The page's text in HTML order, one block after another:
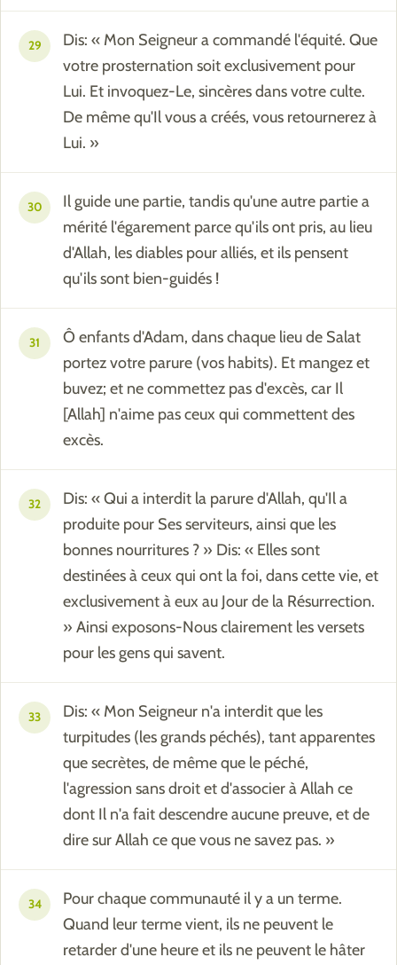
29
Dis: « Mon Seigneur a commandé l'équité. Que
votre prosternation soit exclusivement pour
Lui. Et invoquez-Le, sincères dans votre culte.
De même qu'Il vous a créés, vous retournerez à
Lui. »
30
Il guide une partie, tandis qu'une autre partie a
mérité l'égarement parce qu'ils ont pris, au lieu
d'Allah, les diables pour alliés, et ils pensent
qu'ils sont bien-guidés !
31
Ô enfants d'Adam, dans chaque lieu de Salat
portez votre parure (vos habits). Et mangez et
buvez; et ne commettez pas d'excès, car Il
[Allah] n'aime pas ceux qui commettent des
excès.
32
Dis: « Qui a interdit la parure d'Allah, qu'Il a
produite pour Ses serviteurs, ainsi que les
bonnes nourritures ? » Dis: « Elles sont
destinées à ceux qui ont la foi, dans cette vie, et
exclusivement à eux au Jour de la Résurrection.
» Ainsi exposons-Nous clairement les versets
pour les gens qui savent.
33
Dis: « Mon Seigneur n'a interdit que les
turpitudes (les grands péchés), tant apparentes
que secrètes, de même que le péché,
l'agression sans droit et d'associer à Allah ce
dont Il n'a fait descendre aucune preuve, et de
dire sur Allah ce que vous ne savez pas. »
34
Pour chaque communauté il y a un terme.
Quand leur terme vient, ils ne peuvent le
retarder d'une heure et ils ne peuvent le hâter